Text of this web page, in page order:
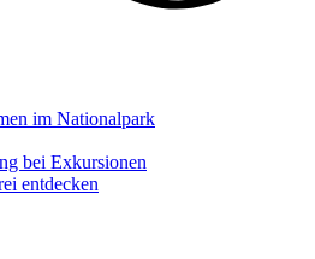
im Nationalpark
bei Exkursionen
entdecken